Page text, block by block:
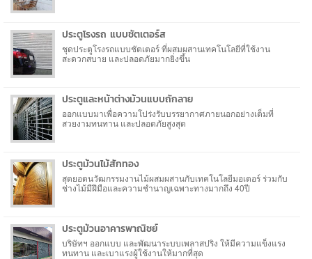
ประตูโรงรถ แบบชัตเตอร์ส
ชุดประตูโรงรถแบบชัตเตอร์ ที่ผสมผสานเทคโนโลยีที่ใช้งาน
สะดวกสบาย และปลอดภัยมากยิ่งขึ้น
ประตูและหน้าต่างม้วนแบบถักลาย
ออกแบบมาเพื่อความโปร่งรับบรรยากาศภายนอกอย่างเต็มที่
สวยงามทนทาน และปลอดภัยสูงสุด
ประตูม้วนไม้สักทอง
สุดยอดนวัฒกรรมงานไม้ผสมผสานกับเทคโนโลยีมอเตอร์ ร่วมกับ
ช่างไม้มีฝีมือและความชำนาญเฉพาะทางมากถึง 40ปี
ประตูม้วนอาคารพาณิชย์
บริษัทฯ ออกแบบ และพัฒนาระบบเพลาสปริง ให้มีความแข็งแรง
ทนทาน และเบาแรงผู้ใช้งานให้มากที่สุด